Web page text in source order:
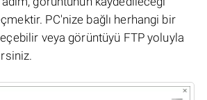
PC'nize bağlı herhangi bir
veya görüntüyü FTP yoluyla